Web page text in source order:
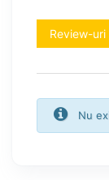
Review-uri
Nu